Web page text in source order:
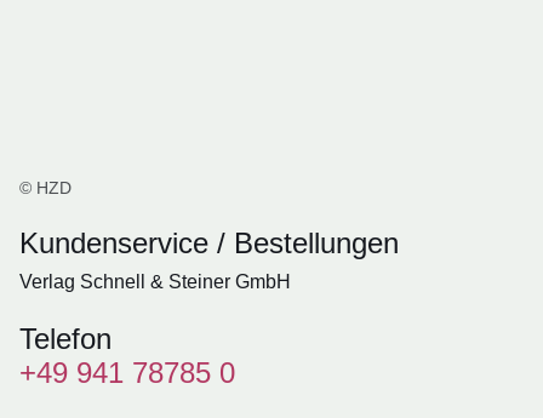
© HZD
Kundenservice / Bestellungen
Verlag Schnell & Steiner GmbH
Telefon
+49 941 78785 0